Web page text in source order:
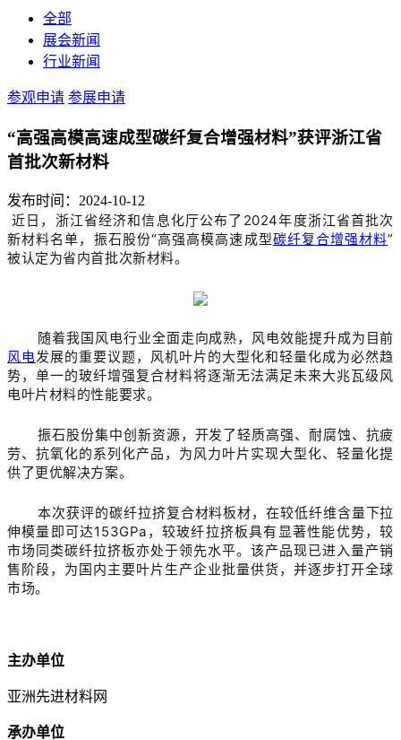
全部
展会新闻
行业新闻
参观申请 参展申请
“高强高模高速成型碳纤复合增强材料”获评浙江省
首批次新材料
发布时间：2024-10-12
近日，浙江省经济和信息化厅公布了2024年度浙江省首批次
新材料名单，振石股份“高强高模高速成型碳纤复合增强材料”
被认定为省内首批次新材料。
随着我国风电行业全面走向成熟，风电效能提升成为目前
风电发展的重要议题，风机叶片的大型化和轻量化成为必然趋
势，单一的玻纤增强复合材料将逐渐无法满足未来大兆瓦级风
电叶片材料的性能要求。
振石股份集中创新资源，开发了轻质高强、耐腐蚀、抗疲
劳、抗氧化的系列化产品，为风力叶片实现大型化、轻量化提
供了更优解决方案。
本次获评的碳纤拉挤复合材料板材，在较低纤维含量下拉
伸模量即可达153GPa，较玻纤拉挤板具有显著性能优势，较
市场同类碳纤拉挤板亦处于领先水平。该产品现已进入量产销
售阶段，为国内主要叶片生产企业批量供货，并逐步打开全球
市场。
主办单位
亚洲先进材料网
承办单位